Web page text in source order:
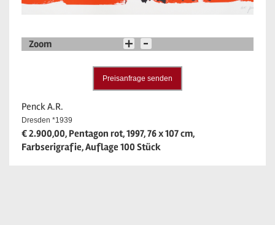
Zoom
Preisanfrage senden
Penck A.R.
Dresden *1939
€ 2.900,00, Pentagon rot, 1997, 76 x 107 cm,
Farbserigrafie, Auflage 100 Stück